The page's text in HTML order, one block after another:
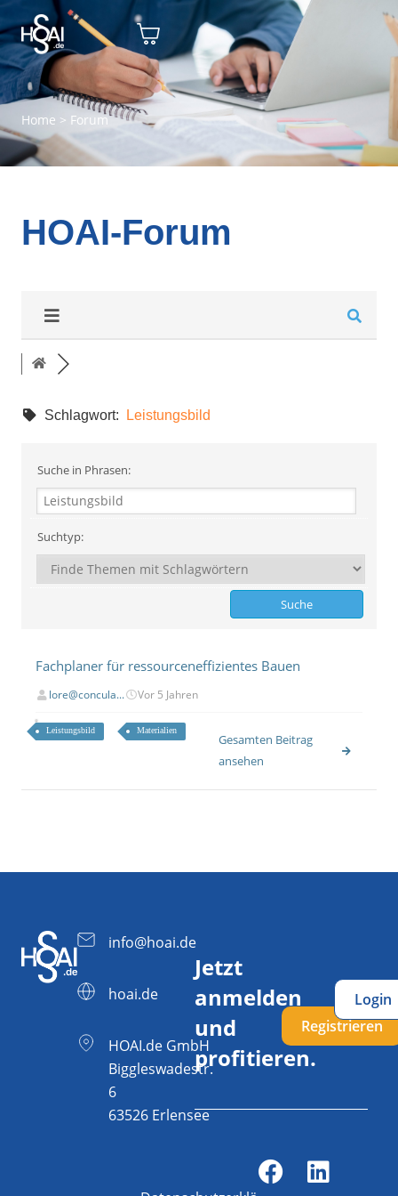
Home > Forum
HOAI-Forum
Schlagwort: Leistungsbild
Suche in Phrasen:
Suchtyp:
Fachplaner für ressourceneffizientes Bauen
lore@concula... Vor 5 Jahren
Leistungsbild Materialien
Gesamten Beitrag
ansehen
info@hoai.de
hoai.de
HOAI.de GmbH
Biggleswadestr.
6
63526 Erlensee
Jetzt
anmelden
und
profitieren.
Registrieren
Login